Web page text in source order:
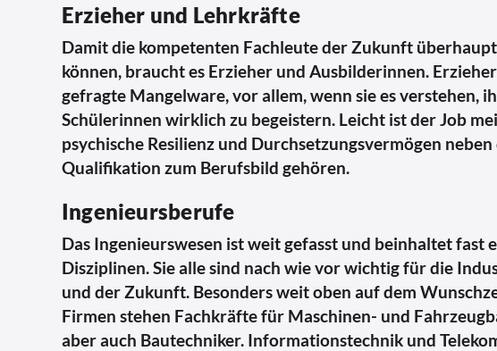
Erzieher und Lehrkräfte
Damit die kompetenten Fachleute der Zukunft
können, braucht es Erzieher und Ausbilderinnen.
gefragte Mangelware, vor allem, wenn sie es verstehen,
Schülerinnen wirklich zu begeistern. Leicht ist der Job
psychische Resilienz und Durchsetzungsvermögen
Qualifikation zum Berufsbild gehören.
Ingenieursberufe
Das Ingenieurswesen ist weit gefasst und beinhaltet fast
Disziplinen. Sie alle sind nach wie vor wichtig für die
und der Zukunft. Besonders weit oben auf dem
Firmen stehen Fachkräfte für Maschinen- und
aber auch Bautechniker. Informationstechnik und